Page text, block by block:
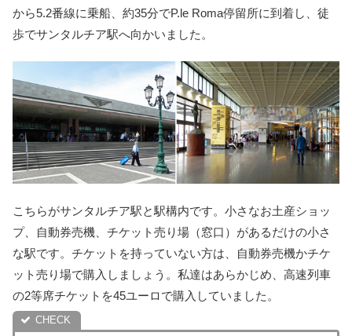
から5.2番線に乗船、約35分でP.le Roma停留所に到着し、徒
歩でサンタルチア駅へ向かいました。
こちらがサンタルチア駅と駅構内です。小さなお土産ショッ
プ、自動券売機、チケット売り場（窓口）があるだけの小さ
な駅です。チケットを持っていない方は、自動券売機かチケ
ット売り場で購入しましょう。私達はあらかじめ、高速列車
の2等席チケットを45ユーロで購入していました。